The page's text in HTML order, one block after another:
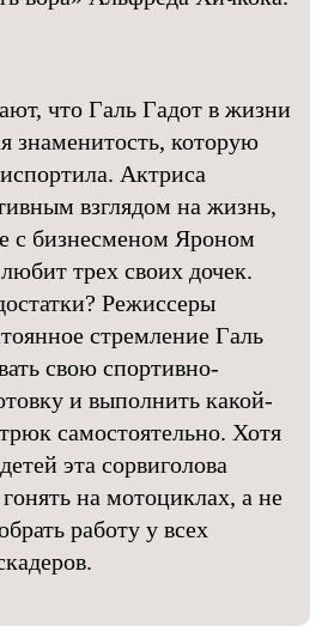
что Галь Гадот в жизни
знаменитость, которую
Актриса
взглядом на жизнь,
с бизнесменом Яроном
трех своих дочек.
Режиссеры
стремление Галь
свою спортивно-
и выполнить какой-
самостоятельно. Хотя
эта сорвиголова
на мотоциклах, а не
работу у всех